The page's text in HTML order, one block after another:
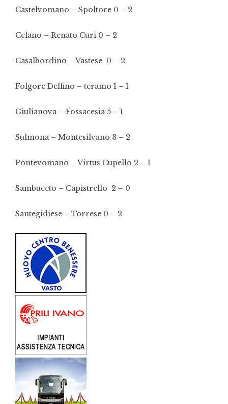
Castelvomano – Spoltore 0 – 2
Celano – Renato Curi 0 – 2
Casalbordino – Vastese 0 – 2
Folgore Delfino – teramo 1 – 1
Giulianova – Fossacesia 5 – 1
Sulmona – Montesilvano 3 – 2
Pontevomano – Virtus Cupello 2 – 1
Sambuceto – Capistrello 2 – 0
Santegidiese – Torrese 0 – 2